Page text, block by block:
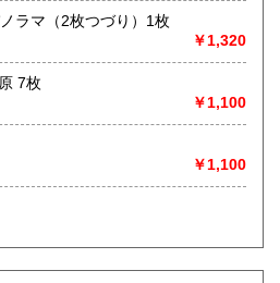
、美術工芸、外国文学、趣味、サ
の他）
ラマ（2枚つづり）1枚
￥1,320
7枚
￥1,100
￥1,100